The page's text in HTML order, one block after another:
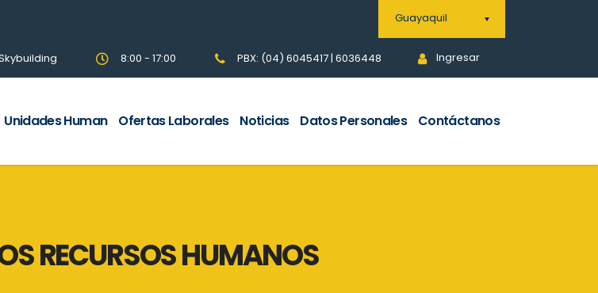
Guayaquil
8:00 - 17:00 PBX: (04) 6045417 | 6036448 Ingresar
Unidades Human Ofertas Laborales Noticias Datos Personales Contáctanos
RECURSOS HUMANOS